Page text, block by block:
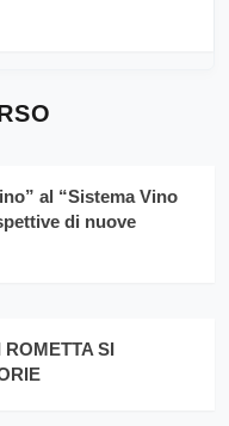
al “Sistema Vino
di nuove
ROMETTA SI